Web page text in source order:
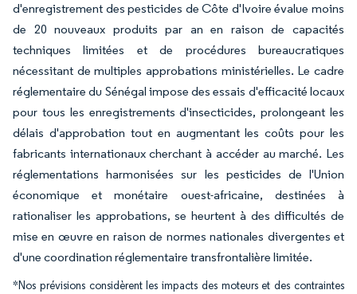
d'enregistrement des pesticides de Côte d'Ivoire évalue moins
de 20 nouveaux produits par an en raison de capacités
techniques limitées et de procédures bureaucratiques
nécessitant de multiples approbations ministérielles. Le cadre
réglementaire du Sénégal impose des essais d'efficacité locaux
pour tous les enregistrements d'insecticides, prolongeant les
délais d'approbation tout en augmentant les coûts pour les
fabricants internationaux cherchant à accéder au marché. Les
réglementations harmonisées sur les pesticides de l'Union
économique et monétaire ouest-africaine, destinées à
rationaliser les approbations, se heurtent à des difficultés de
mise en œuvre en raison de normes nationales divergentes et
d'une coordination réglementaire transfrontalière limitée.
*Nos prévisions considèrent les impacts des moteurs et des contraintes